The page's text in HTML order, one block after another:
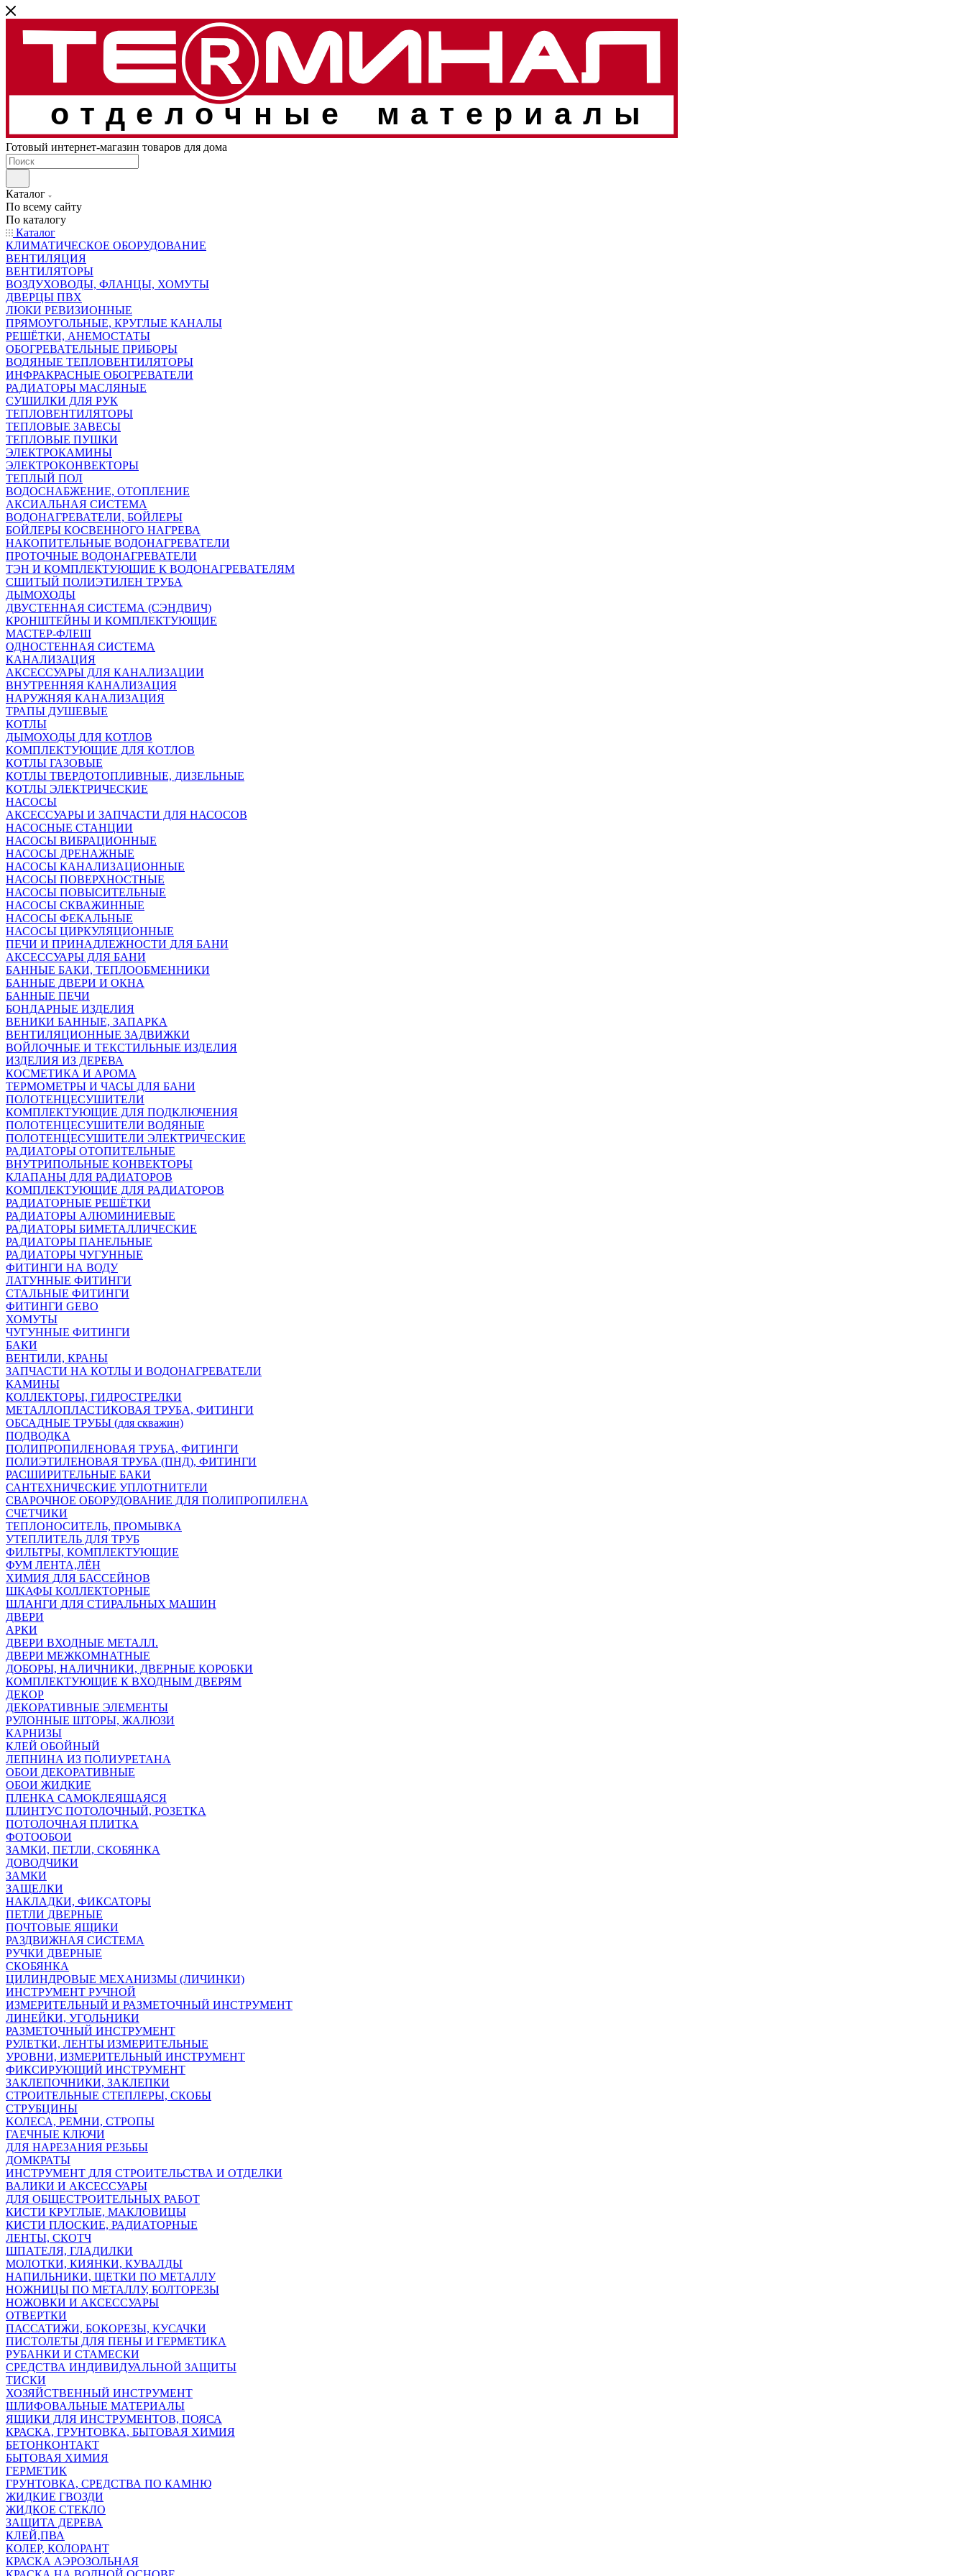
отделочные материалы
Готовый интернет-магазин товаров для дома
Каталог
По всему сайту
По каталогу
Каталог
КЛИМАТИЧЕСКОЕ ОБОРУДОВАНИЕ
ВЕНТИЛЯЦИЯ
ВЕНТИЛЯТОРЫ
ВОЗДУХОВОДЫ, ФЛАНЦЫ, ХОМУТЫ
ДВЕРЦЫ ПВХ
ЛЮКИ РЕВИЗИОННЫЕ
ПРЯМОУГОЛЬНЫЕ, КРУГЛЫЕ КАНАЛЫ
РЕШЁТКИ, АНЕМОСТАТЫ
ОБОГРЕВАТЕЛЬНЫЕ ПРИБОРЫ
ВОДЯНЫЕ ТЕПЛОВЕНТИЛЯТОРЫ
ИНФРАКРАСНЫЕ ОБОГРЕВАТЕЛИ
РАДИАТОРЫ МАСЛЯНЫЕ
СУШИЛКИ ДЛЯ РУК
ТЕПЛОВЕНТИЛЯТОРЫ
ТЕПЛОВЫЕ ЗАВЕСЫ
ТЕПЛОВЫЕ ПУШКИ
ЭЛЕКТРОКАМИНЫ
ЭЛЕКТРОКОНВЕКТОРЫ
ТЕПЛЫЙ ПОЛ
ВОДОСНАБЖЕНИЕ, ОТОПЛЕНИЕ
АКСИАЛЬНАЯ СИСТЕМА
ВОДОНАГРЕВАТЕЛИ, БОЙЛЕРЫ
БОЙЛЕРЫ КОСВЕННОГО НАГРЕВА
НАКОПИТЕЛЬНЫЕ ВОДОНАГРЕВАТЕЛИ
ПРОТОЧНЫЕ ВОДОНАГРЕВАТЕЛИ
ТЭН И КОМПЛЕКТУЮЩИЕ К ВОДОНАГРЕВАТЕЛЯМ
СШИТЫЙ ПОЛИЭТИЛЕН ТРУБА
ДЫМОХОДЫ
ДВУСТЕННАЯ СИСТЕМА (СЭНДВИЧ)
КРОНШТЕЙНЫ И КОМПЛЕКТУЮЩИЕ
МАСТЕР-ФЛЕШ
ОДНОСТЕННАЯ СИСТЕМА
КАНАЛИЗАЦИЯ
АКСЕССУАРЫ ДЛЯ КАНАЛИЗАЦИИ
ВНУТРЕННЯЯ КАНАЛИЗАЦИЯ
НАРУЖНЯЯ КАНАЛИЗАЦИЯ
ТРАПЫ ДУШЕВЫЕ
КОТЛЫ
ДЫМОХОДЫ ДЛЯ КОТЛОВ
КОМПЛЕКТУЮЩИЕ ДЛЯ КОТЛОВ
КОТЛЫ ГАЗОВЫЕ
КОТЛЫ ТВЕРДОТОПЛИВНЫЕ, ДИЗЕЛЬНЫЕ
КОТЛЫ ЭЛЕКТРИЧЕСКИЕ
НАСОСЫ
АКСЕССУАРЫ И ЗАПЧАСТИ ДЛЯ НАСОСОВ
НАСОСНЫЕ СТАНЦИИ
НАСОСЫ ВИБРАЦИОННЫЕ
НАСОСЫ ДРЕНАЖНЫЕ
НАСОСЫ КАНАЛИЗАЦИОННЫЕ
НАСОСЫ ПОВЕРХНОСТНЫЕ
НАСОСЫ ПОВЫСИТЕЛЬНЫЕ
НАСОСЫ СКВАЖИННЫЕ
НАСОСЫ ФЕКАЛЬНЫЕ
НАСОСЫ ЦИРКУЛЯЦИОННЫЕ
ПЕЧИ И ПРИНАДЛЕЖНОСТИ ДЛЯ БАНИ
АКСЕССУАРЫ ДЛЯ БАНИ
БАННЫЕ БАКИ, ТЕПЛООБМЕННИКИ
БАННЫЕ ДВЕРИ И ОКНА
БАННЫЕ ПЕЧИ
БОНДАРНЫЕ ИЗДЕЛИЯ
ВЕНИКИ БАННЫЕ, ЗАПАРКА
ВЕНТИЛЯЦИОННЫЕ ЗАДВИЖКИ
ВОЙЛОЧНЫЕ И ТЕКСТИЛЬНЫЕ ИЗДЕЛИЯ
ИЗДЕЛИЯ ИЗ ДЕРЕВА
КОСМЕТИКА И АРОМА
ТЕРМОМЕТРЫ И ЧАСЫ ДЛЯ БАНИ
ПОЛОТЕНЦЕСУШИТЕЛИ
КОМПЛЕКТУЮЩИЕ ДЛЯ ПОДКЛЮЧЕНИЯ
ПОЛОТЕНЦЕСУШИТЕЛИ ВОДЯНЫЕ
ПОЛОТЕНЦЕСУШИТЕЛИ ЭЛЕКТРИЧЕСКИЕ
РАДИАТОРЫ ОТОПИТЕЛЬНЫЕ
ВНУТРИПОЛЬНЫЕ КОНВЕКТОРЫ
КЛАПАНЫ ДЛЯ РАДИАТОРОВ
КОМПЛЕКТУЮЩИЕ ДЛЯ РАДИАТОРОВ
РАДИАТОРНЫЕ РЕШЁТКИ
РАДИАТОРЫ АЛЮМИНИЕВЫЕ
РАДИАТОРЫ БИМЕТАЛЛИЧЕСКИЕ
РАДИАТОРЫ ПАНЕЛЬНЫЕ
РАДИАТОРЫ ЧУГУННЫЕ
ФИТИНГИ НА ВОДУ
ЛАТУННЫЕ ФИТИНГИ
СТАЛЬНЫЕ ФИТИНГИ
ФИТИНГИ GEBO
ХОМУТЫ
ЧУГУННЫЕ ФИТИНГИ
БАКИ
ВЕНТИЛИ, КРАНЫ
ЗАПЧАСТИ НА КОТЛЫ И ВОДОНАГРЕВАТЕЛИ
КАМИНЫ
КОЛЛЕКТОРЫ, ГИДРОСТРЕЛКИ
МЕТАЛЛОПЛАСТИКОВАЯ ТРУБА, ФИТИНГИ
ОБСАДНЫЕ ТРУБЫ (для скважин)
ПОДВОДКА
ПОЛИПРОПИЛЕНОВАЯ ТРУБА, ФИТИНГИ
ПОЛИЭТИЛЕНОВАЯ ТРУБА (ПНД), ФИТИНГИ
РАСШИРИТЕЛЬНЫЕ БАКИ
САНТЕХНИЧЕСКИЕ УПЛОТНИТЕЛИ
СВАРОЧНОЕ ОБОРУДОВАНИЕ ДЛЯ ПОЛИПРОПИЛЕНА
СЧЕТЧИКИ
ТЕПЛОНОСИТЕЛЬ, ПРОМЫВКА
УТЕПЛИТЕЛЬ ДЛЯ ТРУБ
ФИЛЬТРЫ, КОМПЛЕКТУЮЩИЕ
ФУМ ЛЕНТА,ЛЁН
ХИМИЯ ДЛЯ БАССЕЙНОВ
ШКАФЫ КОЛЛЕКТОРНЫЕ
ШЛАНГИ ДЛЯ СТИРАЛЬНЫХ МАШИН
ДВЕРИ
АРКИ
ДВЕРИ ВХОДНЫЕ МЕТАЛЛ.
ДВЕРИ МЕЖКОМНАТНЫЕ
ДОБОРЫ, НАЛИЧНИКИ, ДВЕРНЫЕ КОРОБКИ
КОМПЛЕКТУЮЩИЕ К ВХОДНЫМ ДВЕРЯМ
ДЕКОР
ДЕКОРАТИВНЫЕ ЭЛЕМЕНТЫ
РУЛОННЫЕ ШТОРЫ, ЖАЛЮЗИ
КАРНИЗЫ
КЛЕЙ ОБОЙНЫЙ
ЛЕПНИНА ИЗ ПОЛИУРЕТАНА
ОБОИ ДЕКОРАТИВНЫЕ
ОБОИ ЖИДКИЕ
ПЛЕНКА САМОКЛЕЯЩАЯСЯ
ПЛИНТУС ПОТОЛОЧНЫЙ, РОЗЕТКА
ПОТОЛОЧНАЯ ПЛИТКА
ФОТООБОИ
ЗАМКИ, ПЕТЛИ, СКОБЯНКА
ДОВОДЧИКИ
ЗАМКИ
ЗАЩЕЛКИ
НАКЛАДКИ, ФИКСАТОРЫ
ПЕТЛИ ДВЕРНЫЕ
ПОЧТОВЫЕ ЯЩИКИ
РАЗДВИЖНАЯ СИСТЕМА
РУЧКИ ДВЕРНЫЕ
СКОБЯНКА
ЦИЛИНДРОВЫЕ МЕХАНИЗМЫ (ЛИЧИНКИ)
ИНСТРУМЕНТ РУЧНОЙ
ИЗМЕРИТЕЛЬНЫЙ И РАЗМЕТОЧНЫЙ ИНСТРУМЕНТ
ЛИНЕЙКИ, УГОЛЬНИКИ
РАЗМЕТОЧНЫЙ ИНСТРУМЕНТ
РУЛЕТКИ, ЛЕНТЫ ИЗМЕРИТЕЛЬНЫЕ
УРОВНИ, ИЗМЕРИТЕЛЬНЫЙ ИНСТРУМЕНТ
ФИКСИРУЮЩИЙ ИНСТРУМЕНТ
ЗАКЛЕПОЧНИКИ, ЗАКЛЕПКИ
СТРОИТЕЛЬНЫЕ СТЕПЛЕРЫ, СКОБЫ
СТРУБЦИНЫ
KОЛЕСА, РЕМНИ, СТРОПЫ
ГАЕЧНЫЕ КЛЮЧИ
ДЛЯ НАРЕЗАНИЯ РЕЗЬБЫ
ДОМКРАТЫ
ИНСТРУМЕНТ ДЛЯ СТРОИТЕЛЬСТВА И ОТДЕЛКИ
ВАЛИКИ И АКСЕССУАРЫ
ДЛЯ ОБЩЕСТРОИТЕЛЬНЫХ РАБОТ
КИСТИ КРУГЛЫЕ, МАКЛОВИЦЫ
КИСТИ ПЛОСКИЕ, РАДИАТОРНЫЕ
ЛЕНТЫ, СКОТЧ
ШПАТЕЛЯ, ГЛАДИЛКИ
МОЛОТКИ, КИЯНКИ, КУВАЛДЫ
НАПИЛЬНИКИ, ЩЕТКИ ПО МЕТАЛЛУ
НОЖНИЦЫ ПО МЕТАЛЛУ, БОЛТОРЕЗЫ
НОЖОВКИ И АКСЕССУАРЫ
ОТВЕРТКИ
ПАССАТИЖИ, БОКОРЕЗЫ, КУСАЧКИ
ПИСТОЛЕТЫ ДЛЯ ПЕНЫ И ГЕРМЕТИКА
РУБАНКИ И СТАМЕСКИ
СРЕДСТВА ИНДИВИДУАЛЬНОЙ ЗАЩИТЫ
ТИСКИ
ХОЗЯЙСТВЕННЫЙ ИНСТРУМЕНТ
ШЛИФОВАЛЬНЫЕ МАТЕРИАЛЫ
ЯЩИКИ ДЛЯ ИНСТРУМЕНТОВ, ПОЯСА
КРАСКА, ГРУНТОВКА, БЫТОВАЯ ХИМИЯ
БЕТОНКОНТАКТ
БЫТОВАЯ ХИМИЯ
ГЕРМЕТИК
ГРУНТОВКА, СРЕДСТВА ПО КАМНЮ
ЖИДКИЕ ГВОЗДИ
ЖИДКОЕ СТЕКЛО
ЗАЩИТА ДЕРЕВА
КЛЕЙ,ПВА
КОЛЕР, КОЛОРАНТ
КРАСКА АЭРОЗОЛЬНАЯ